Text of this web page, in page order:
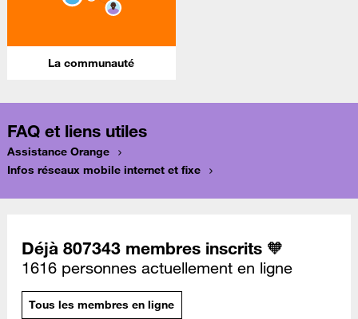
La communauté
FAQ et liens utiles
Assistance Orange
Infos réseaux mobile internet et fixe
Déjà 807343 membres inscrits 🧡
1616 personnes actuellement en ligne
Tous les membres en ligne